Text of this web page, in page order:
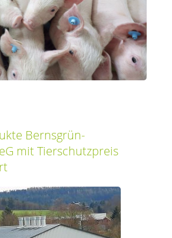
Bernsgrün-
mit Tierschutzpreis